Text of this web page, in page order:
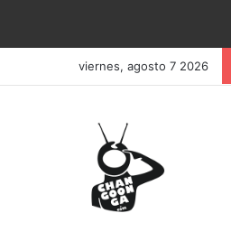
viernes, agosto 7 2026